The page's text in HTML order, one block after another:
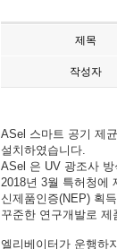
제목
작성자
ASel 스마트 공기 제균
설치하였습니다.
ASel 은 UV 광조사
2018년 3월 특허청에
신제품인증(NEP) 획
꾸준한 연구개발로 제
엘리베이터가 운행하